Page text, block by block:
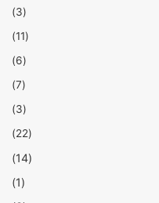
(3)
(11)
(6)
(7)
(3)
(22)
(14)
(1)